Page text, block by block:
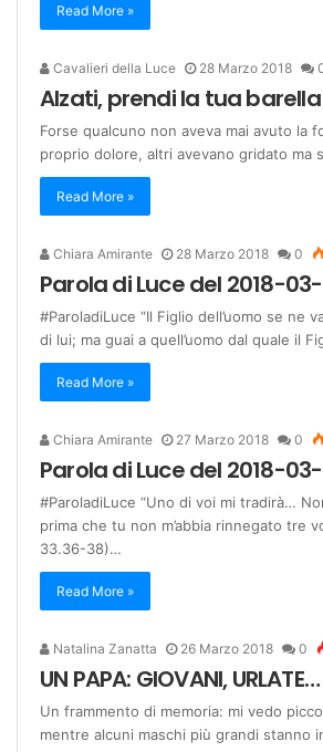
Read More »
Cavalieri della Luce 28 Marzo 2018
Alzati, prendi la tua
Forse qualcuno non aveva mai avuto la
proprio dolore, altri avevano gridato ma
Read More »
Chiara Amirante 28 Marzo 2018 0
Parola di Luce del 2018-
#ParoladiLuce “Il Figlio dell’uomo se ne
di lui; ma guai a quell’uomo dal quale il
Read More »
Chiara Amirante 27 Marzo 2018 0
Parola di Luce del 2018-
#ParoladiLuce “Uno di voi mi tradirà…
prima che tu non m’abbia rinnegato tre
33.36-38)…
Read More »
Natalina Zanatta 26 Marzo 2018 0
UN PAPA: GIOVANI, URLATE…
Un frammento di memoria: mi vedo
mentre alcuni maschi più grandi stanno